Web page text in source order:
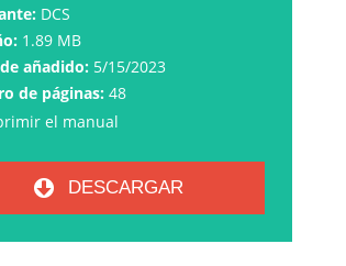
DCS
1.89 MB
añadido: 5/15/2023
de páginas: 48
el manual
DESCARGAR